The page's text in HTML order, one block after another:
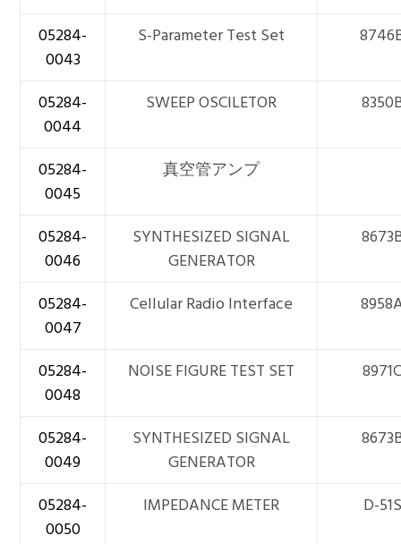
05284-
0043
S-Parameter Test Set
05284-
0044
SWEEP OSCILETOR
05284-
0045
真空管アンプ
05284-
0046
SYNTHESIZED SIGNAL
GENERATOR
05284-
0047
Cellular Radio Interface
05284-
0048
NOISE FIGURE TEST SET
05284-
0049
SYNTHESIZED SIGNAL
GENERATOR
05284-
0050
IMPEDANCE METER D-51S